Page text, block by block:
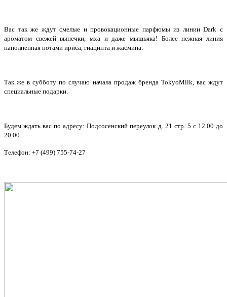
Вас так же ждут смелые и провокационные парфюмы из линии Dark с
ароматом свежей выпечки, мха и даже мышьяка! Более нежная линия
наполненная нотами ириса, гиацинта и жасмина.
Так же в субботу по случаю начала продаж бренда TokyoMilk, вас ждут
специальные подарки.
Будем ждать вас по адресу: Подсосенский переулок д. 21 стр. 5 с 12.00 до
20.00.
Телефон: +7 (499) 755-74-27